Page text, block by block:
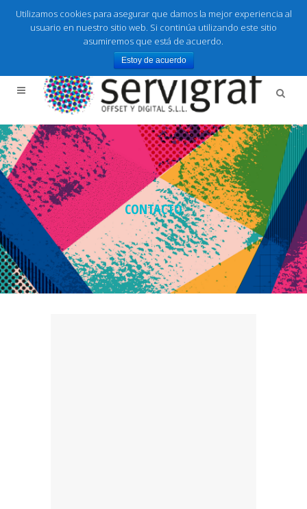
LLámanos 943.67.98.33
CONTACTO
Utilizamos cookies para asegurar que damos la mejor experiencia al
usuario en nuestro sitio web. Si continúa utilizando este sitio
asumiremos que está de acuerdo.
Estoy de acuerdo